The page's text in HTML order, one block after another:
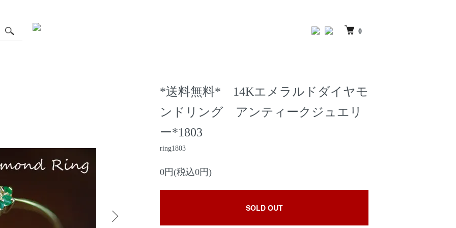
0
*送料無料* 14Kエメラルドダイヤモ
ンドリング アンティークジュエリ
ー*1803
ring1803
0円(税込0円)
SOLD OUT